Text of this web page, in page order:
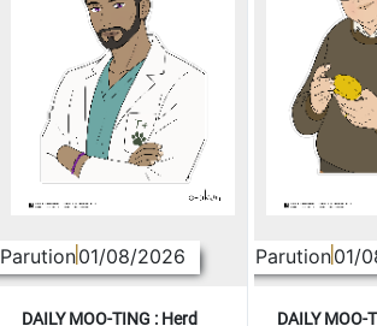
Parution01/08/2026
DAILY MOO-TING : Herd
Parution01/
DAILY MOO-